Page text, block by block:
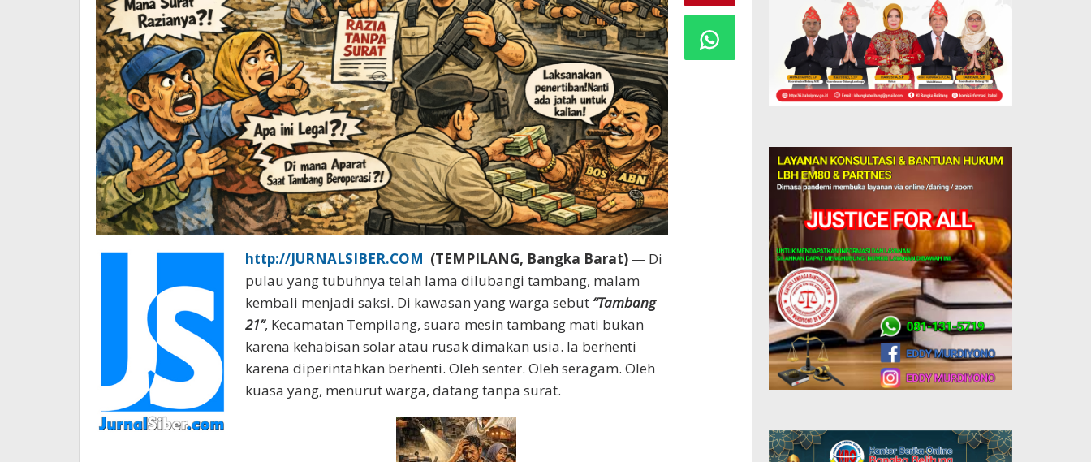
http://JURNALSIBER.COM (TEMPILANG, Bangka Barat)— Di
pulau yang tubuhnya telah lama dilubangi tambang, malam
kembali menjadi saksi. Di kawasan yang warga sebut “Tambang
21”, Kecamatan Tempilang, suara mesin tambang mati bukan
karena kehabisan solar atau rusak dimakan usia. Ia berhenti
karena diperintahkan berhenti. Oleh senter. Oleh seragam. Oleh
kuasa yang, menurut warga, datang tanpa surat.